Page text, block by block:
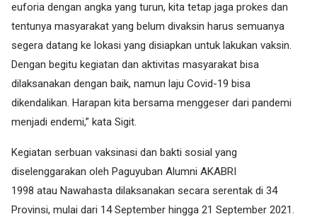
euforia dengan angka yang turun, kita tetap jaga prokes dan
tentunya masyarakat yang belum divaksin harus semuanya
segera datang ke lokasi yang disiapkan untuk lakukan vaksin.
Dengan begitu kegiatan dan aktivitas masyarakat bisa
dilaksanakan dengan baik, namun laju Covid-19 bisa
dikendalikan. Harapan kita bersama menggeser dari pandemi
menjadi endemi,” kata Sigit.
Kegiatan serbuan vaksinasi dan bakti sosial yang
diselenggarakan oleh Paguyuban Alumni AKABRI
1998 atau Nawahasta dilaksanakan secara serentak di 34
Provinsi, mulai dari 14 September hingga 21 September 2021.